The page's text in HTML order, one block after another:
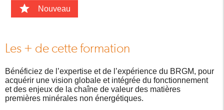
star Nouveau
Les + de cette formation
Bénéficiez de l’expertise et de l’expérience du BRGM, pour
acquérir une vision globale et intégrée du fonctionnement
et des enjeux de la chaîne de valeur des matières
premières minérales non énergétiques.